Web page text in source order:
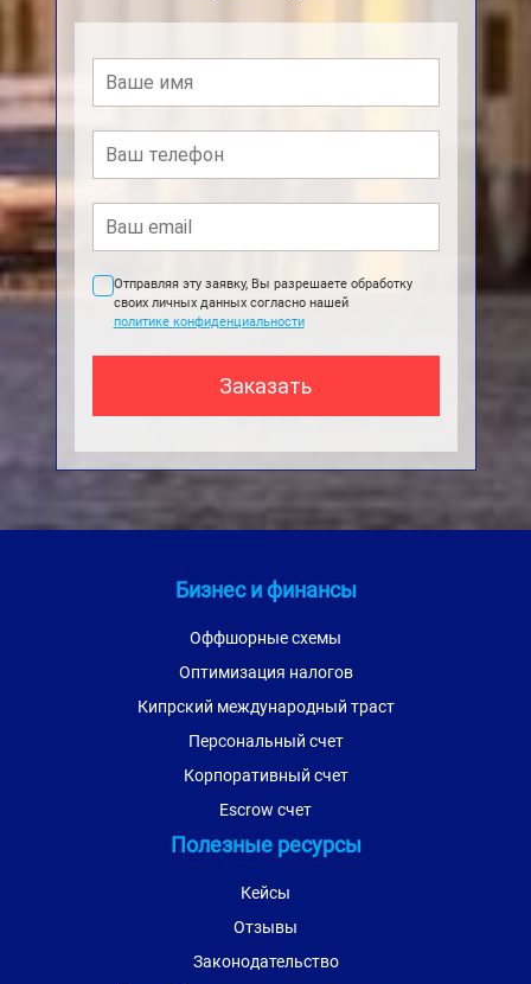
Отправляя эту заявку, Вы разрешаете обработку
своих личных данных согласно нашей
политике конфиденциальности
Бизнес и финансы
Оффшорные схемы
Оптимизация налогов
Кипрский международный траст
Персональный счет
Корпоративный счет
Escrow счет
Полезные ресурсы
Кейсы
Отзывы
Законодательство